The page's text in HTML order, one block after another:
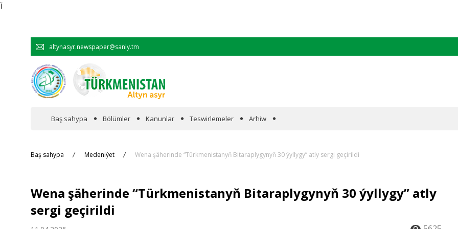
Ï
altynasyr.newspaper@sanly.tm
Baş sahypa Bölümler Kanunlar Teswirlemeler Arhiw
Baş sahypa Medeniýet Wena şäherinde “Türkmenistanyň Bitaraplygynyň 30 ýyllygy” atly sergi geçirildi
Wena şäherinde “Türkmenistanyň Bitaraplygynyň 30 ýyllygy” atly
sergi geçirildi